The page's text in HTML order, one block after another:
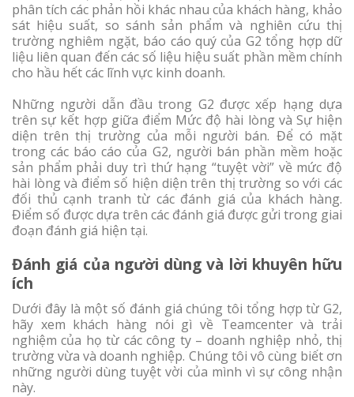
phân tích các phản hồi khác nhau của khách hàng, khảo
sát hiệu suất, so sánh sản phẩm và nghiên cứu thị
trường nghiêm ngặt, báo cáo quý của G2 tổng hợp dữ
liệu liên quan đến các số liệu hiệu suất phần mềm chính
cho hầu hết các lĩnh vực kinh doanh.
Những người dẫn đầu trong G2 được xếp hạng dựa
trên sự kết hợp giữa điểm Mức độ hài lòng và Sự hiện
diện trên thị trường của mỗi người bán. Để có mặt
trong các báo cáo của G2, người bán phần mềm hoặc
sản phẩm phải duy trì thứ hạng “tuyệt vời” về mức độ
hài lòng và điểm số hiện diện trên thị trường so với các
đối thủ cạnh tranh từ các đánh giá của khách hàng.
Điểm số được dựa trên các đánh giá được gửi trong giai
đoạn đánh giá hiện tại.
Đánh giá của người dùng và lời khuyên hữu
ích
Dưới đây là một số đánh giá chúng tôi tổng hợp từ G2,
hãy xem khách hàng nói gì về Teamcenter và trải
nghiệm của họ từ các công ty – doanh nghiệp nhỏ, thị
trường vừa và doanh nghiệp. Chúng tôi vô cùng biết ơn
những người dùng tuyệt vời của mình vì sự công nhận
này.